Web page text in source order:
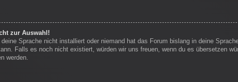
zur Auswahl!
Sprache nicht installiert oder niemand hat das Forum bislang in deine
Falls es noch nicht existiert, würden wir uns freuen, wenn du es übersetzen
werden.